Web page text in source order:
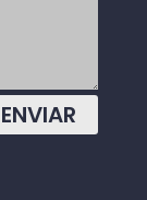
ENVIAR